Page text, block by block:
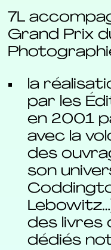
7L
Grand Prix
la
par les
en 2001
avec la
des
son
des livres
dédiés